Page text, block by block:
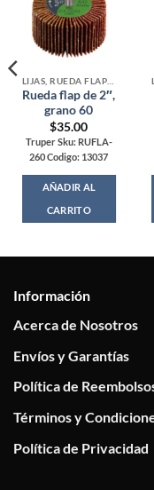
Rueda flap de 2″,
grano 60
$35.00
Truper Sku: RUFLA-
260 Codigo: 13037
AÑADIR AL
CARRITO
Información
Acerca de Nosotros
Envíos y Garantías
Política de
Términos y
Política de Privacidad